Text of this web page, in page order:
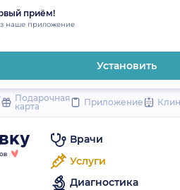
приём!
наше приложение
Установить
Подарочная
карта
Приложение
Врачи
Услуги
Диагностика